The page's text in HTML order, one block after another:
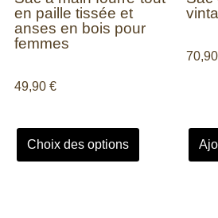
en paille tissée et
anses en bois pour
femmes
49,90 €
Choix des options
70,90